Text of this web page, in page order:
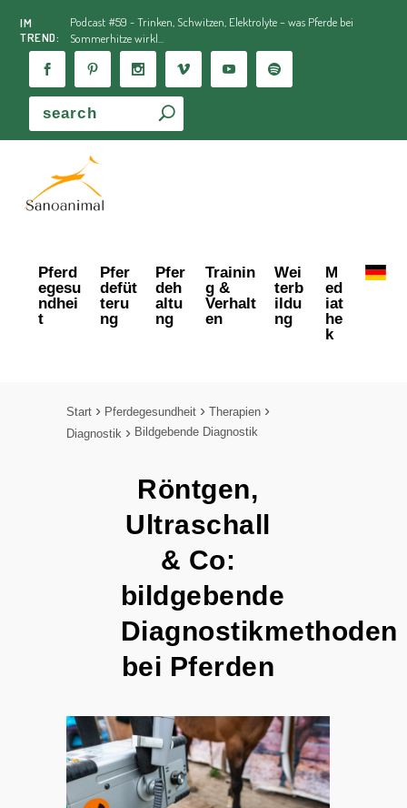
IM
TREND:
Podcast #59 - Trinken, Schwitzen, Elektrolyte – was Pferde bei
Sommerhitze wirkl...
Pferd
egesu
ndhei
t
Pfer
defüt
teru
ng
Pfer
deh
altu
ng
Trainin
g &
Verhalt
en
Wei
terb
ildu
ng
M
ed
iat
he
k
Start Pferdegesundheit
Therapien
Diagnostik
Bildgebende Diagnostik
Röntgen,
Ultraschall
& Co:
bildgebende
Diagnostikmethoden
bei Pferden